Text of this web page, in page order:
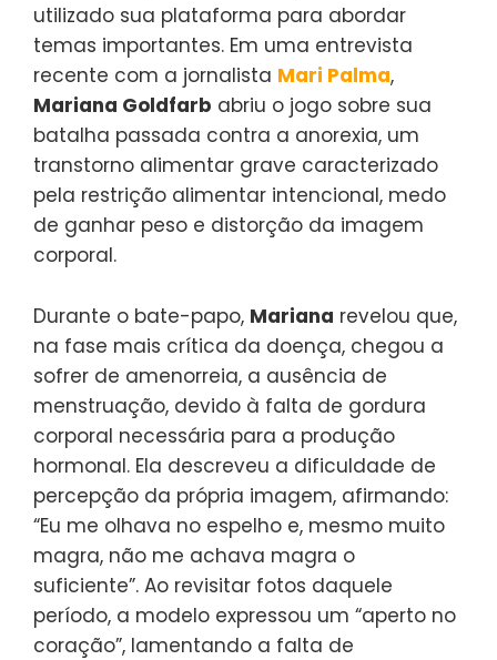
utilizado sua plataforma para abordar
temas importantes. Em uma entrevista
recente com a jornalista Mari Palma,
Mariana Goldfarb abriu o jogo sobre sua
batalha passada contra a anorexia, um
transtorno alimentar grave caracterizado
pela restrição alimentar intencional, medo
de ganhar peso e distorção da imagem
corporal.
Durante o bate-papo, Mariana revelou que,
na fase mais crítica da doença, chegou a
sofrer de amenorreia, a ausência de
menstruação, devido à falta de gordura
corporal necessária para a produção
hormonal. Ela descreveu a dificuldade de
percepção da própria imagem, afirmando:
“Eu me olhava no espelho e, mesmo muito
magra, não me achava magra o
suficiente”. Ao revisitar fotos daquele
período, a modelo expressou um “aperto no
coração”, lamentando a falta de